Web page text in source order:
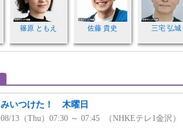
篠原 ともえ 佐藤 貴史 三宅 弘城
みいつけた！ 木曜日
08/13（Thu）07:30 ～ 07:45 （NHKEテレ1金沢）